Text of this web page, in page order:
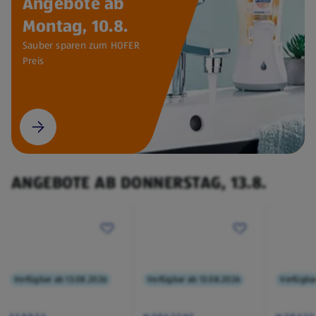
Montag, 10.8.
Sauber sparen zum HOFER
Preis
ANGEBOTE AB DONNERSTAG, 13.8.
Verfügbar ab 13.08.2026 Verfügbar ab 13.08.2026